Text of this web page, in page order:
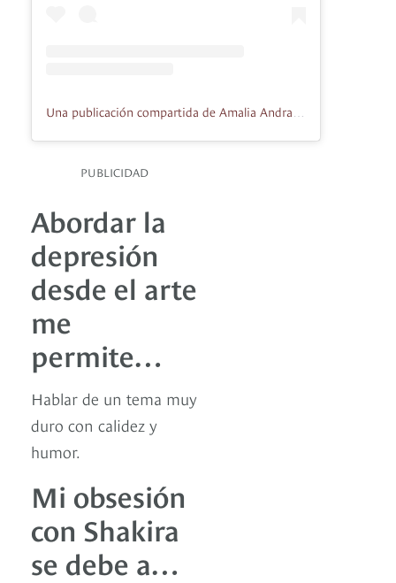
PUBLICIDAD
Abordar la
depresión
desde el arte
me
permite…
Hablar de un tema muy
duro con calidez y
humor.
Mi obsesión
con Shakira
se debe a…